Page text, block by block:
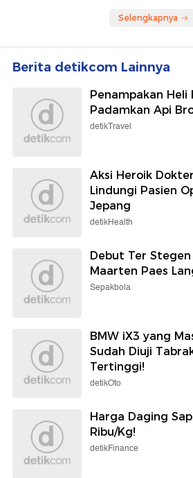
Selengkapnya
Berita detikcom Lainnya
Penampakan Heli
Padamkan Api
detikTravel
Aksi Heroik
Lindungi Pasien
Jepang
detikHealth
Debut Ter
Maarten Paes
Sepakbola
BMW iX3 yang
Sudah Diuji
Tertinggi!
detikOto
Harga Daging
Ribu/Kg!
detikFinance